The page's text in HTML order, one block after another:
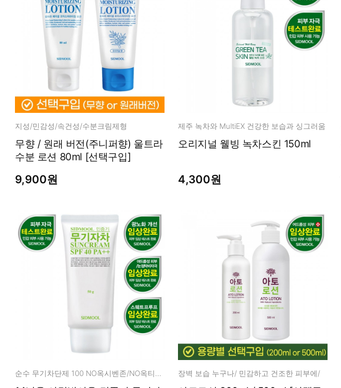
지성/민감성/속건성/수분크림제형
무향 / 원래 버전(주니퍼향) 울트라
수분 로션 80ml [선택구입]
9,900원
제주 녹차와 MultiEX 건강한 보습과 싱그러움
오리지널 웰빙 녹차스킨 150ml
4,300원
순수 무기차단제 100 NO옥시벤존/NO옥티녹세이트 장벽 보습 누구나/ 민감하고 건조한 피부에/